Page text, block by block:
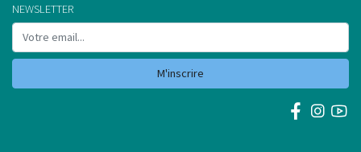
NEWSLETTER
M'inscrire